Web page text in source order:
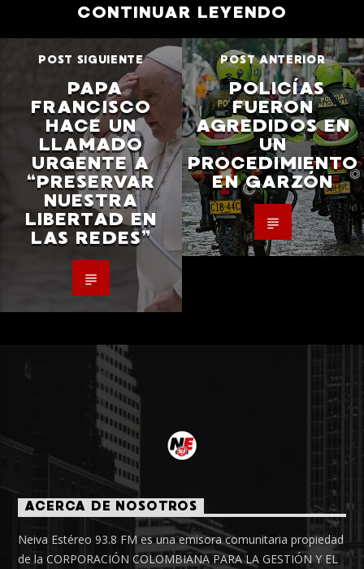
CONTINUAR LEYENDO
POST SIGUIENTE
PAPA
FRANCISCO
HACE UN
LLAMADO
URGENTE A
“PRESERVAR
NUESTRA
LIBERTAD EN
LAS REDES”
POST ANTERIOR
POLICÍAS
FUERON
AGREDIDOS EN
UN
PROCEDIMIENTO
EN GARZÓN
ACERCA DE NOSOTROS
Neiva Estéreo 93.8 FM es una emisora comunitaria propiedad
de la CORPORACIÓN COLOMBIANA PARA LA GESTIÓN Y EL